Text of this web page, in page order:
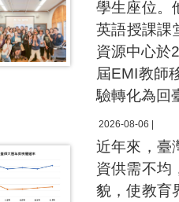
學生座位。
英語授課課
資源中心於
屆EMI教師
驗轉化為回
2026-08-06 |
近年來，臺
資供需不均
貌，使教育